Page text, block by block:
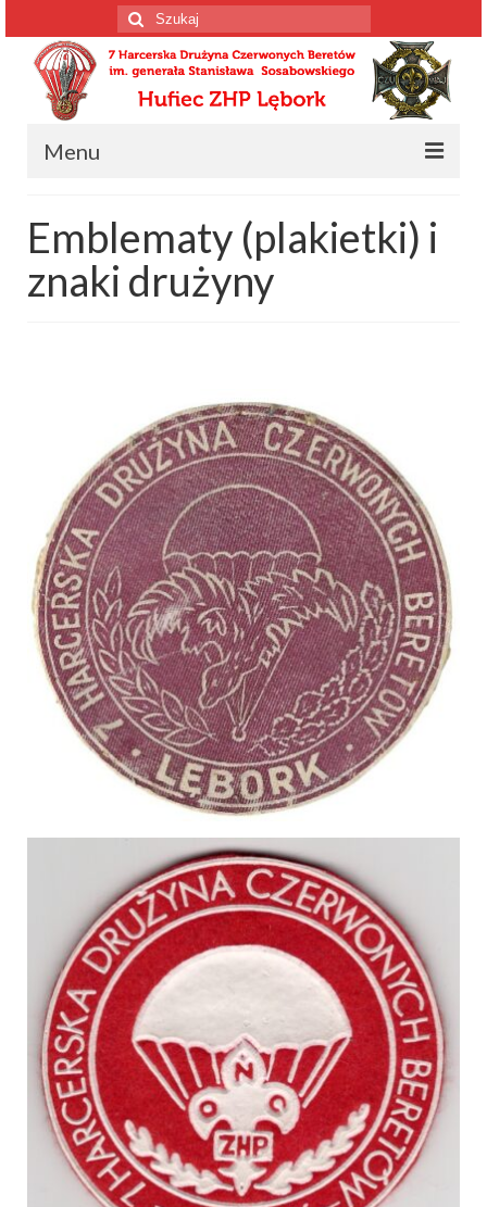
Szuklaj
w:
Menu
Informacja o drużynie
Informacja o drużynie
Konstytucja drużyny
Kalendarium
Emblematy (plakietki) i znaki drużyny
Dla harcerzy i rodziców
Ryngraf Pamiątkowy 7 HDCzB
Odznaka Honorowa 7 HDCzB
Nasze twarze
Galeria
Galerie 1983-2025
Galeria 2026
Multimedia
Kontakt
Emblematy (plakietki) i
znaki drużyny